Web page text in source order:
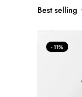
Best selling
- 11%